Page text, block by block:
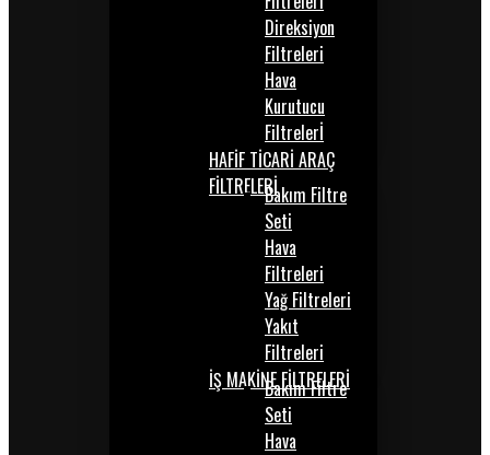
Direksiyon
Filtreleri
Hava
Kurutucu
Filtrelerİ
HAFİF TİCARİ ARAÇ
FİLTRELERİBakım Filtre
Seti
Hava
Filtreleri
Yağ Filtreleri
Yakıt
Filtreleri
İŞ MAKİNE FİLTRELERİ
Bakım Filtre
Seti
Hava